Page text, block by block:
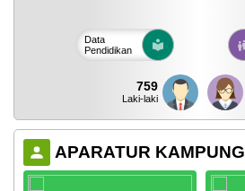
759
Laki-laki
Data
Pendidikan
APARATUR KAMPUNG